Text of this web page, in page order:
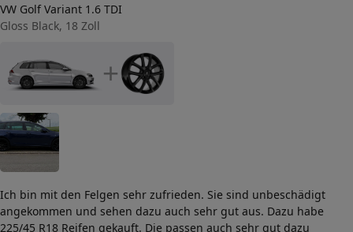
VW Golf Variant 1.6 TDI
Gloss Black, 18 Zoll
+
Ich bin mit den Felgen sehr zufrieden. Sie sind unbeschädigt
angekommen und sehen dazu auch sehr gut aus. Dazu habe
225/45 R18 Reifen gekauft. Die passen auch sehr gut dazu